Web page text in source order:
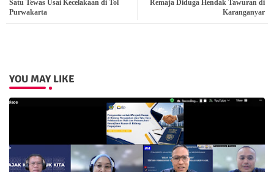
Remaja Diduga Hendak Tawuran di
Karanganyar
Satu Tewas Usai Kecelakaan di Tol
Purwakarta
YOU MAY LIKE